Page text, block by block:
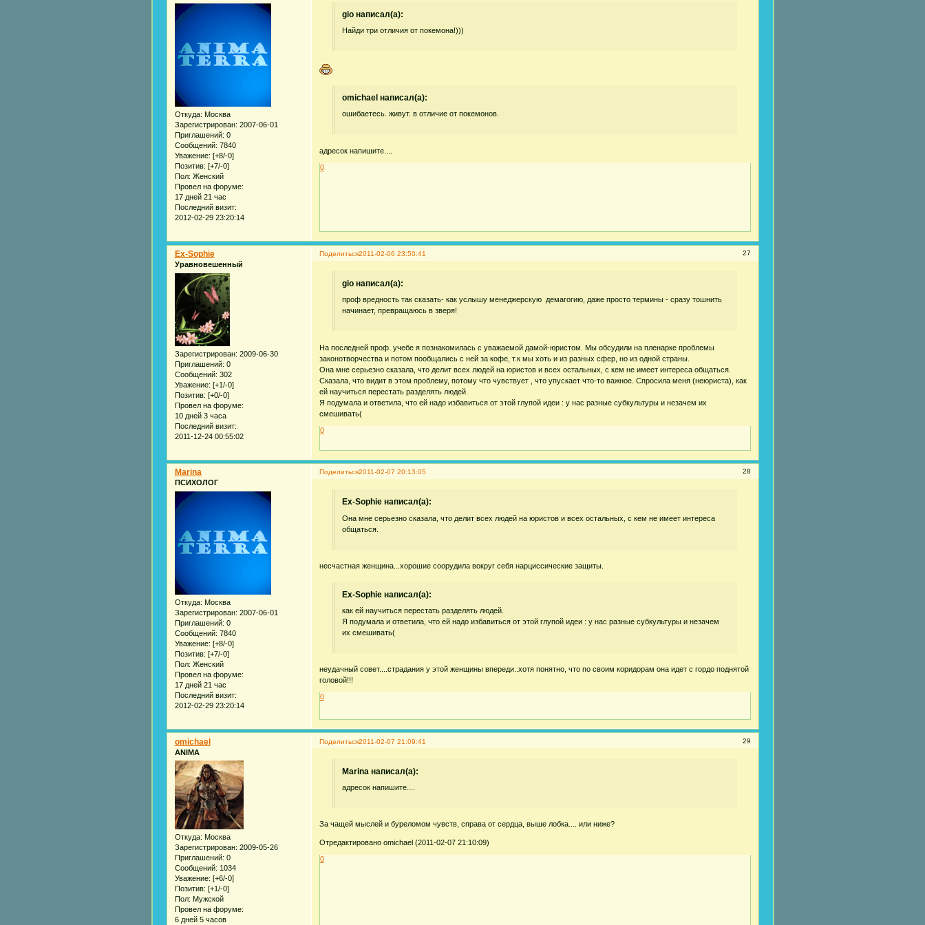
Откуда: Москва
Зарегистрирован: 2007-06-01
Приглашений: 0
Сообщений: 7840
Уважение: [+8/-0]
Позитив: [+7/-0]
Пол: Женский
Провел на форуме:
17 дней 21 час
Последний визит:
2012-02-29 23:20:14
gio написал(а):
Найди три отличия от покемона!)))
omichael написал(а):
ошибаетесь. живут. в отличие от покемонов.
адресок напишите....
0
Поделиться 27
2011-02-06 23:50:41
Ex-Sophie
Уравновешенный
Зарегистрирован: 2009-06-30
Приглашений: 0
Сообщений: 302
Уважение: [+1/-0]
Позитив: [+0/-0]
Провел на форуме:
10 дней 3 часа
Последний визит:
2011-12-24 00:55:02
gio написал(а):
проф вредность так сказать- как услышу менеджерскую демагогию, даже просто термины - сразу тошнить
начинает, превращаюсь в зверя!
На последней проф. учебе я познакомилась с уважаемой дамой-юристом. Мы обсудили на пленарке проблемы
законотворчества и потом пообщались с ней за кофе, т.к мы хоть и из разных сфер, но из одной страны.
Она мне серьезно сказала, что делит всех людей на юристов и всех остальных, с кем не имеет интереса общаться.
Сказала, что видит в этом проблему, потому что чувствует , что упускает что-то важное. Спросила меня (неюриста), как
ей научиться перестать разделять людей.
Я подумала и ответила, что ей надо избавиться от этой глупой идеи : у нас разные субкультуры и незачем их
смешивать(
0
Поделиться 28
2011-02-07 20:13:05
Marina
ПСИХОЛОГ
Откуда: Москва
Зарегистрирован: 2007-06-01
Приглашений: 0
Сообщений: 7840
Уважение: [+8/-0]
Позитив: [+7/-0]
Пол: Женский
Провел на форуме:
17 дней 21 час
Последний визит:
2012-02-29 23:20:14
Ex-Sophie написал(а):
Она мне серьезно сказала, что делит всех людей на юристов и всех остальных, с кем не имеет интереса
общаться.
несчастная женщина...хорошие соорудила вокруг себя нарциссические защиты.
Ex-Sophie написал(а):
как ей научиться перестать разделять людей.
Я подумала и ответила, что ей надо избавиться от этой глупой идеи : у нас разные субкультуры и незачем
их смешивать(
неудачный совет....страдания у этой женщины впереди..хотя понятно, что по своим коридорам она идет с гордо поднятой
головой!!!
0
Поделиться 29
2011-02-07 21:09:41
omichael
ANIMA
Откуда: Москва
Зарегистрирован: 2009-05-26
Приглашений: 0
Сообщений: 1034
Уважение: [+6/-0]
Позитив: [+1/-0]
Пол: Мужской
Провел на форуме:
6 дней 5 часов
Marina написал(а):
адресок напишите....
За чащей мыслей и буреломом чувств, справа от сердца, выше лобка.... или ниже?
Отредактировано omichael (2011-02-07 21:10:09)
0